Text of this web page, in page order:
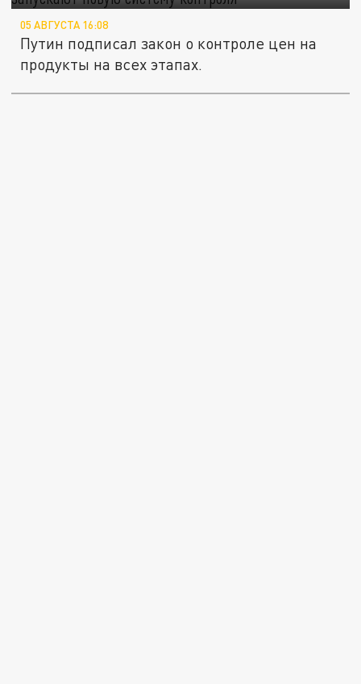
05 АВГУСТА 16:08
Путин подписал закон о контроле цен на
продукты на всех этапах.